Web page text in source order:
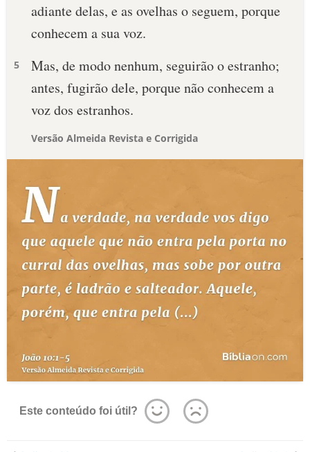
adiante delas, e as ovelhas o seguem, porque
conhecem a sua voz.
5
Mas, de modo nenhum, seguirão o estranho;
antes, fugirão dele, porque não conhecem a
voz dos estranhos.
Versão Almeida Revista e Corrigida
Este conteúdo foi útil?